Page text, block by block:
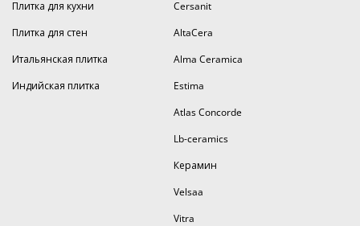
Плитка для кухни
Плитка для стен
Итальянская плитка
Индийская плитка
Cersanit
AltaCera
Alma Ceramica
Estima
Atlas Concorde
Lb-ceramics
Керамин
Velsaa
Vitra